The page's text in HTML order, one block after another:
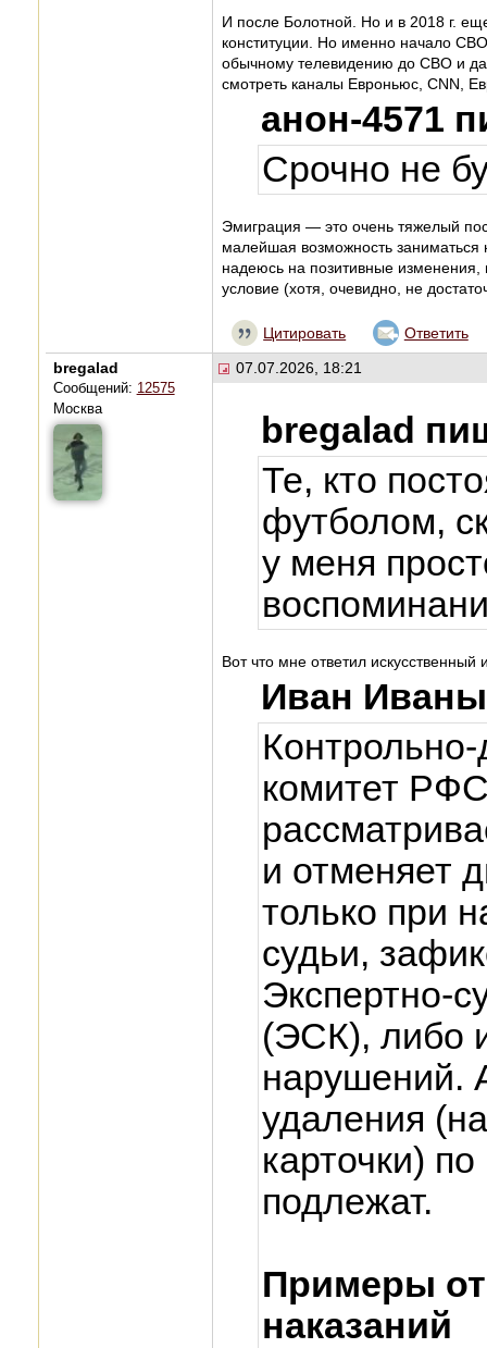
И после Болотной. Но и в 2018 г.
конституции. Но именно начало
обычному телевидению до СВО и
смотреть каналы Евроньюс, CNN,
анон-4571
Срочно не
Эмиграция — это очень тяжелый
малейшая возможность заниматься
надеюсь на позитивные
условие (хотя, очевидно, не
Цитировать Ответить
bregalad
Сообщений: 12575
Москва
07.07.2026, 18:21
bregalad
Те, кто
футболом,
у меня
Вот что мне ответил искусственный
Иван
комитет
и отменяет
только при
судьи,
Экспертно-
(ЭСК), либо
нарушений.
удаления
карточки)
подлежат.
Примеры
наказаний